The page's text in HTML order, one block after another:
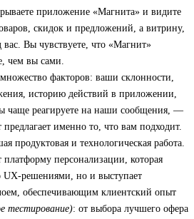
приложение «Магнита» и видите
скидок и предложений, а витрину,
вас. Вы чувствуете, что «Магнит»
чем вы сами.
факторов: ваши склонности,
историю действий в приложении,
чаще реагируете на наши сообщения, —
именно то, что вам подходит.
продуктовая и технологическая работа.
персонализации, которая
UX-решениями, но и выступает
обеспечивающим клиентский опыт
тестирование): от выбора лучшего офера